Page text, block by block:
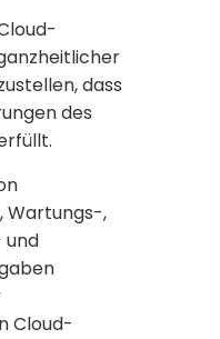
dass
des
Wartungs-,
und
Cloud-